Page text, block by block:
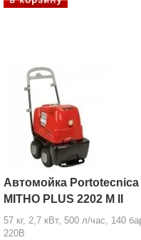
Автомойка Portotecnica
MITHO PLUS 2202 M II
57 кг, 2,7 кВт, 500 л/час, 140
220В